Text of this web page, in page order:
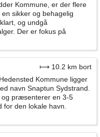
Kommune, er der flere
sikker og behagelig
og undgå
Der er fokus på
⟼ 10.2 km bort
Kommune ligger
navn Snaptun Sydstrand.
og præsenterer en 3-5
for den lokale havn.